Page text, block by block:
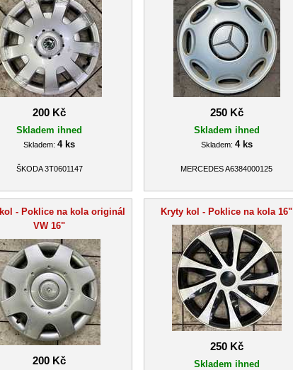
200 Kč
Skladem ihned
Skladem: 4 ks
ŠKODA 3T0601147
250 Kč
Skladem ihned
Skladem: 4 ks
MERCEDES A6384000125
- Poklice na kola originál
VW 16"
200 Kč
Kryty kol - Poklice na kola 16"
250 Kč
Skladem ihned